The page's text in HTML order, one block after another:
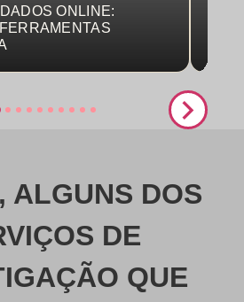
ONLINE:
ALGUNS DOS
DE
QUE